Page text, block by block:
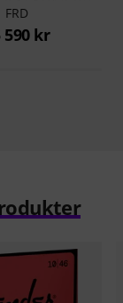
FRD
590 kr